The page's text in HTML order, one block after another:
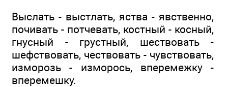
Выслать - выстлать, яства - явственно,
почивать - потчевать, костный - косный,
гнусный - грустный, шествовать -
шефствовать, чествовать - чувствовать,
изморозь - изморось, вперемежку -
вперемешку.